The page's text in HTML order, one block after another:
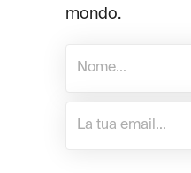
mondo.